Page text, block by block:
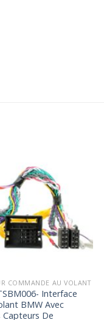
Ajouter
wishlist
COMMANDE AU VOLANT
Interface
BMW Avec
De